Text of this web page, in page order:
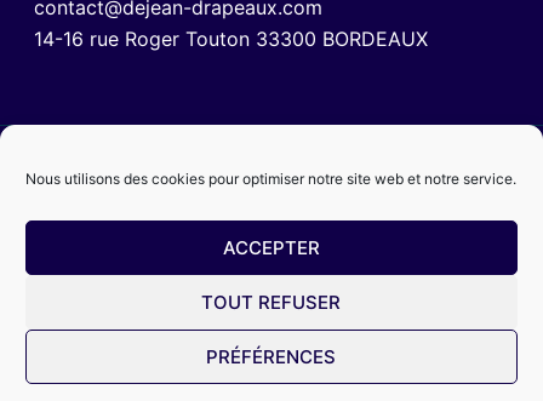
Nous utilisons des cookies pour optimiser notre site web et notre service.
ACCEPTER
TOUT REFUSER
PRÉFÉRENCES
contact@dejean-drapeaux.com
14-16 rue Roger Touton 33300 BORDEAUX
Mentions légalesPolitique de confidentialitéCGV
© 2024 Dejean Drapeaux